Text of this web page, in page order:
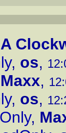
A
, os,
Maxx,
, os,
,